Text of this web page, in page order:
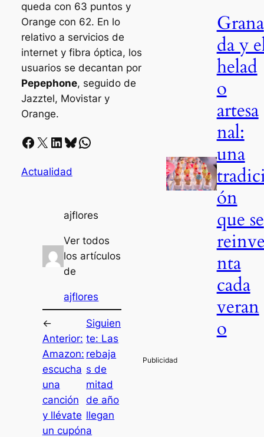
queda con 63 puntos y
Orange con 62. En lo
relativo a servicios de
internet y fibra óptica, los
usuarios se decantan por
Pepephone, seguido de
Jazztel, Movistar y
Orange.
Facebook X LinkedIn Bluesky Whatsapp
Actualidad
ajflores
Ver todos
los artículos
de
ajflores
←
Anterior:
Amazon:
escucha
una
canción
y llévate
un cupón
Siguien
te: Las
rebaja
s de
mitad
de año
llegan
a
Grana
da y
helad
o
artesa
nal:
una
ón
que se
nta
cada
veran
o